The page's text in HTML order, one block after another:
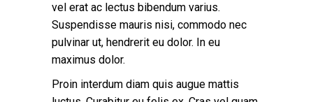
vel erat ac lectus bibendum varius.
Suspendisse mauris nisi, commodo nec
pulvinar ut, hendrerit eu dolor. In eu
maximus dolor.
Proin interdum diam quis augue mattis